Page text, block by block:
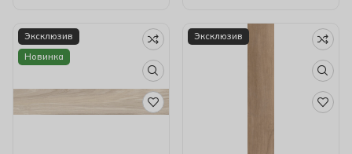
Эксклюзив
Новинка
Эксклюзив